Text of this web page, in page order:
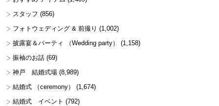
スタッフ (856)
フォトウェディング & 前撮り (1,002)
披露宴＆パーティ （Wedding party）
(1,158)
振袖のお話 (69)
神戸 結婚式場 (8,989)
結婚式 （ceremony）
(1,674)
結婚式 イベント (792)